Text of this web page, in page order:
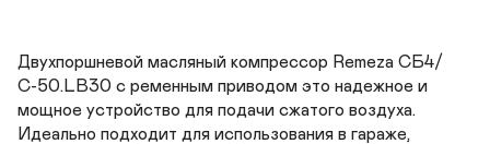
Двухпоршневой масляный компрессор Remeza СБ4/
С-50.LB30 с ременным приводом это надежное и
мощное устройство для подачи сжатого воздуха.
Идеально подходит для использования в гараже,